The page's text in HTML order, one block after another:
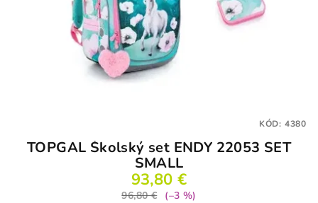
TOPGAL Školský set ENDY 22053 SET
SMALL
93,80 €
96,80 €
(–3 %)
KÓD: 4380